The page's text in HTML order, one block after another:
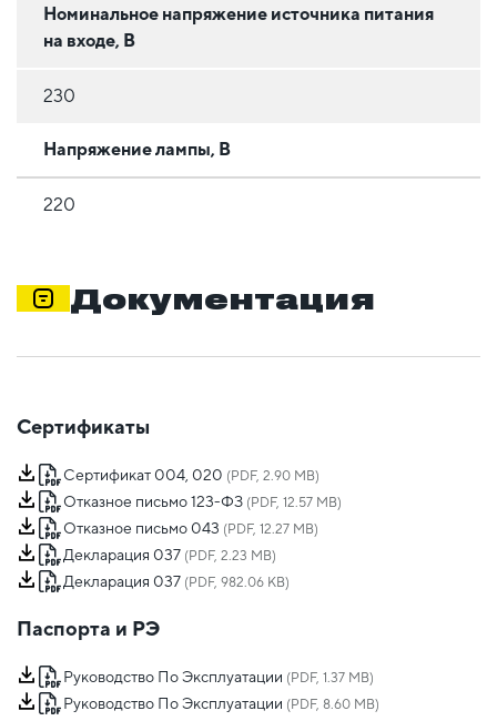
Номинальное напряжение источника питания
на входе, В
230
Напряжение лампы, В
220
Документация
Сертификаты
Сертификат 004, 020 (PDF, 2.90 MB)
Отказное письмо 123-ФЗ (PDF, 12.57 MB)
Отказное письмо 043 (PDF, 12.27 MB)
Декларация 037 (PDF, 2.23 MB)
Декларация 037 (PDF, 982.06 KB)
Паспорта и РЭ
Руководство По Эксплуатации (PDF, 1.37 MB)
Руководство По Эксплуатации (PDF, 8.60 MB)